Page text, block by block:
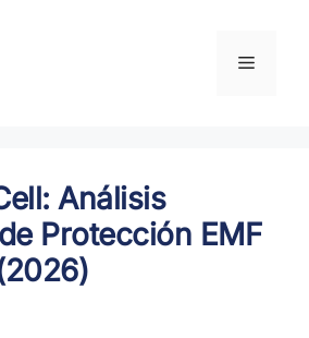
Menú
Análisis
Protección EMF